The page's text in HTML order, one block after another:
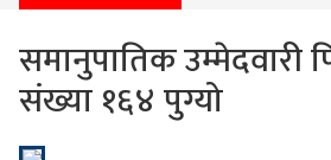
समानुपातिक उम्मेदवारी
संख्या १६४ पुग्यो